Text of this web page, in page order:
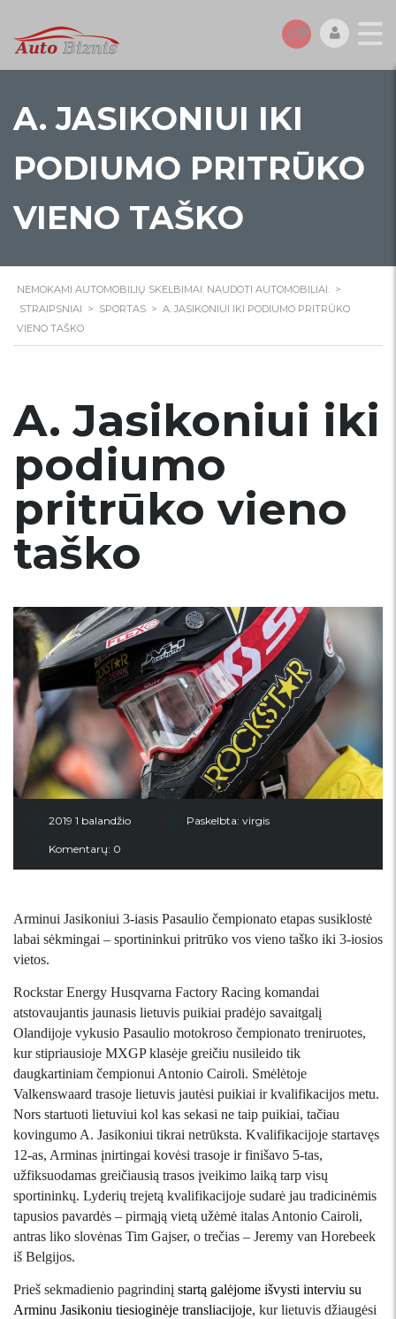
A. JASIKONIUI IKI
PODIUMO PRITRŪKO
VIENO TAŠKO
NEMOKAMI AUTOMOBILIŲ SKELBIMAI. NAUDOTI AUTOMOBILIAI. >
STRAIPSNIAI > SPORTAS > A. JASIKONIUI IKI PODIUMO PRITRŪKO
VIENO TAŠKO
A. Jasikoniui iki
podiumo
pritrūko vieno
taško
2019 1 balandžio Paskelbta: virgis
Komentarų: 0
Arminui Jasikoniui 3-iasis Pasaulio čempionato etapas susiklostė
labai sėkmingai – sportininkui pritrūko vos vieno taško iki 3-iosios
vietos.
Rockstar Energy Husqvarna Factory Racing komandai
atstovaujantis jaunasis lietuvis puikiai pradėjo savaitgalį
Olandijoje vykusio Pasaulio motokroso čempionato treniruotes,
kur stipriausioje MXGP klasėje greičiu nusileido tik
daugkartiniam čempionui Antonio Cairoli. Smėlėtoje
Valkenswaard trasoje lietuvis jautėsi puikiai ir kvalifikacijos metu.
Nors startuoti lietuviui kol kas sekasi ne taip puikiai, tačiau
kovingumo A. Jasikoniui tikrai netrūksta. Kvalifikacijoje startavęs
12-as, Arminas įnirtingai kovėsi trasoje ir finišavo 5-tas,
užfiksuodamas greičiausią trasos įveikimo laiką tarp visų
sportininkų. Lyderių trejetą kvalifikacijoje sudarė jau tradicinėmis
tapusios pavardės – pirmąją vietą užėmė italas Antonio Cairoli,
antras liko slovėnas Tim Gajser, o trečias – Jeremy van Horebeek
iš Belgijos.
Prieš sekmadienio pagrindinį startą galėjome išvysti interviu su
Arminu Jasikoniu tiesioginėje transliacijoje, kur lietuvis džiaugėsi